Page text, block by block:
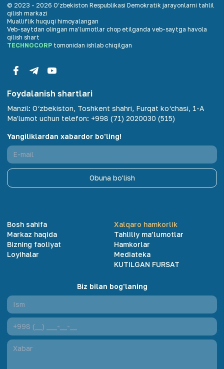
© 2023 - 2026 O‘zbekiston Respublikasi Demokratik jarayonlarni tahlil
qilish markazi
Mualliflik huquqi himoyalangan
Veb-saytdan olingan maʼlumotlar chop etilganda veb-saytga havola
qilish shart
TECHNOCORP tomonidan ishlab chiqilgan
Foydalanish shartlari
Manzil: O‘zbekiston, Toshkent shahri, Furqat ko‘chasi, 1-A
Ma'lumot uchun telefon: +998 (71) 2020030 (515)
Yangiliklardan xabardor bo'ling!
Obuna bo'lish
Bosh sahifa
Markaz haqida
Bizning faoliyat
Loyihalar
Xalqaro hamkorlik
Tahliliy ma’lumotlar
Hamkorlar
Mediateka
KUTILGAN FURSAT
Biz bilan bog'laning